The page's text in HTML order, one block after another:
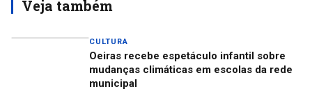
Veja também
CULTURA
Oeiras recebe espetáculo infantil sobre
mudanças climáticas em escolas da rede
municipal